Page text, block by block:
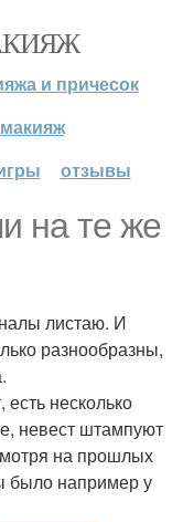
и причесок
отзывы
на те же
листаю. И
разнообразны,
несколько
невест штампуют
на прошлых
было например у